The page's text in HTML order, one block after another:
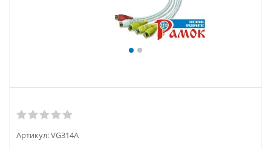
Артикул:VG314A